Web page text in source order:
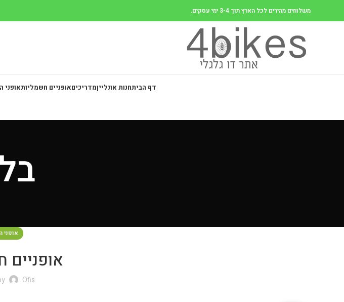
משלוחים מהירים לכל הארץ תוך 3-4 ימי עסקים.
דף הביתחנות אונלייןמדריכיםאופניים חשמליותאופני
אופני
אופניים
Ofis